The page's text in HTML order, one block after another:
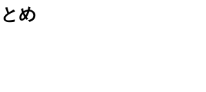
め